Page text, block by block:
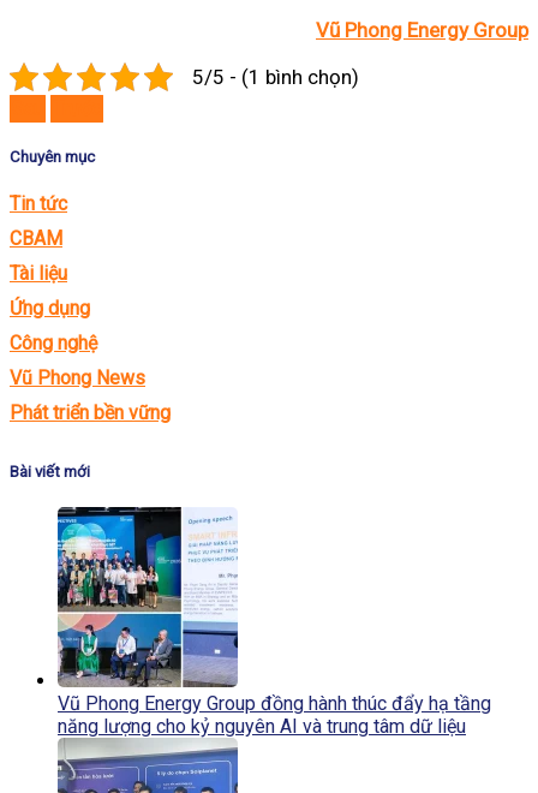
Vũ Phong Energy Group
5/5 - (1 bình chọn)
Chuyên mục
Tin tức
CBAM
Tài liệu
Ứng dụng
Công nghệ
Vũ Phong News
Phát triển bền vững
Bài viết mới
Vũ Phong Energy Group đồng hành thúc đẩy hạ tầng
năng lượng cho kỷ nguyên AI và trung tâm dữ liệu